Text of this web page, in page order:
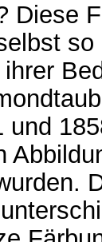
Diese
und